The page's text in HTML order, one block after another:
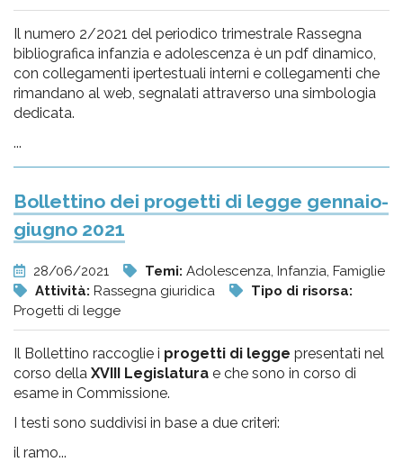
Il numero 2/2021 del periodico trimestrale Rassegna
bibliografica infanzia e adolescenza è un pdf dinamico,
con collegamenti ipertestuali interni e collegamenti che
rimandano al web, segnalati attraverso una simbologia
dedicata.
...
Bollettino dei progetti di legge gennaio-
giugno 2021
28/06/2021 Temi: Adolescenza, Infanzia, Famiglie
Attività: Rassegna giuridica
Tipo di risorsa:
Progetti di legge
Il Bollettino raccoglie i progetti di legge presentati nel
corso della XVIII Legislatura e che sono in corso di
esame in Commissione.
I testi sono suddivisi in base a due criteri:
il ramo...